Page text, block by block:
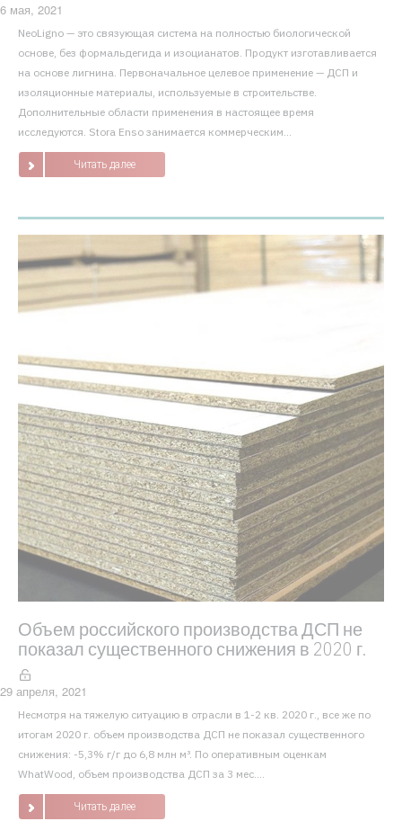
6 мая, 2021
NeoLigno — это связующая система на полностью биологической
основе, без формальдегида и изоцианатов. Продукт изготавливается
на основе лигнина. Первоначальное целевое применение — ДСП и
изоляционные материалы, используемые в строительстве.
Дополнительные области применения в настоящее время
исследуются. Stora Enso занимается коммерческим...
Читать далее
Объем российского производства ДСП не
показал существенного снижения в 2020 г.
29 апреля, 2021
Несмотря на тяжелую ситуацию в отрасли в 1-2 кв. 2020 г., все же по
итогам 2020 г. объем производства ДСП не показал существенного
снижения: -5,3% г/г до 6,8 млн м³. По оперативным оценкам
WhatWood, объем производства ДСП за 3 мес....
Читать далее